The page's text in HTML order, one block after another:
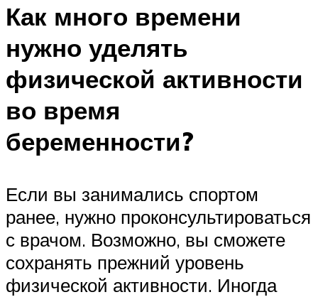
Как много времени
нужно уделять
физической активности
во время
беременности?
Если вы занимались спортом
ранее, нужно проконсультироваться
с врачом. Возможно, вы сможете
сохранять прежний уровень
физической активности. Иногда